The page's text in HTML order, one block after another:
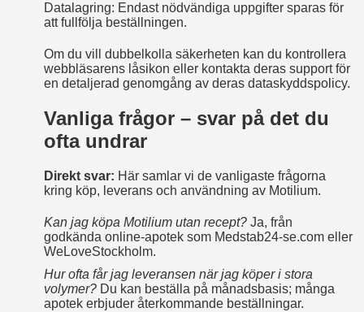
Datalagring: Endast nödvändiga uppgifter sparas för
att fullfölja beställningen.
Om du vill dubbelkolla säkerheten kan du kontrollera
webbläsarens låsikon eller kontakta deras support för
en detaljerad genomgång av deras dataskyddspolicy.
Vanliga frågor – svar på det du
ofta undrar
Direkt svar: Här samlar vi de vanligaste frågorna
kring köp, leverans och användning av Motilium.
Kan jag köpa Motilium utan recept?Ja, från
godkända online‑apotek som Medstab24‑se.com eller
WeLoveStockholm.
Hur ofta får jag leveransen när jag köper i stora
volymer?Du kan beställa på månadsbasis; många
apotek erbjuder återkommande beställningar.